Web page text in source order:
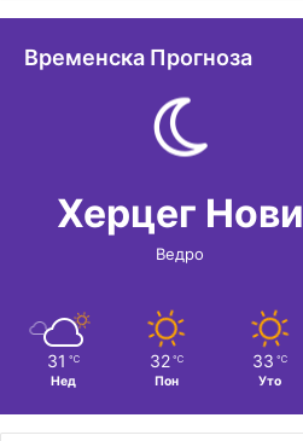
тВременска Прогноза
Херцег Нови
Ведро
31 ℃
Нед
32 ℃
Пон
33 ℃
Уто